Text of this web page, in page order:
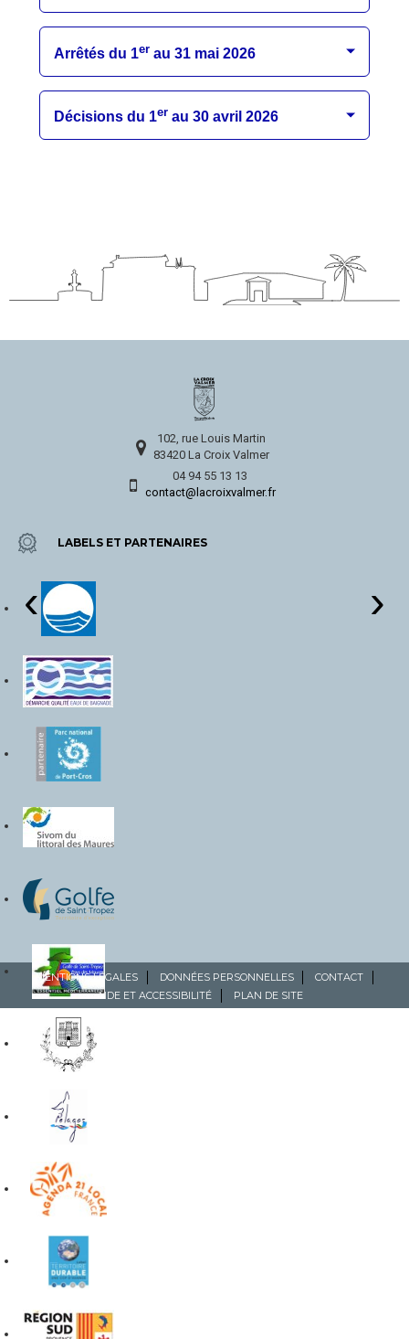
102, rue Louis Martin
83420 La Croix Valmer
04 94 55 13 13
contact@lacroixvalmer.fr
LABELS ET PARTENAIRES
‹ ›
MENTIONS LÉGALES DONNÉES PERSONNELLES
CONTACT
AIDE ET ACCESSIBILITÉ
PLAN DE SITE